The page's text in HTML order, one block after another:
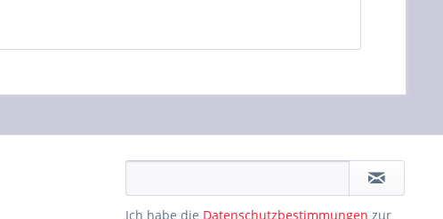
Ich habe die Datenschutzbestimmungen zur